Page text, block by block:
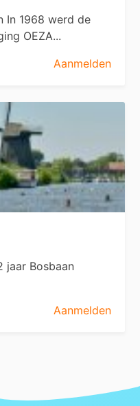
In 1968 werd de
OEZA...
Aanmelden
jaar Bosbaan
Aanmelden